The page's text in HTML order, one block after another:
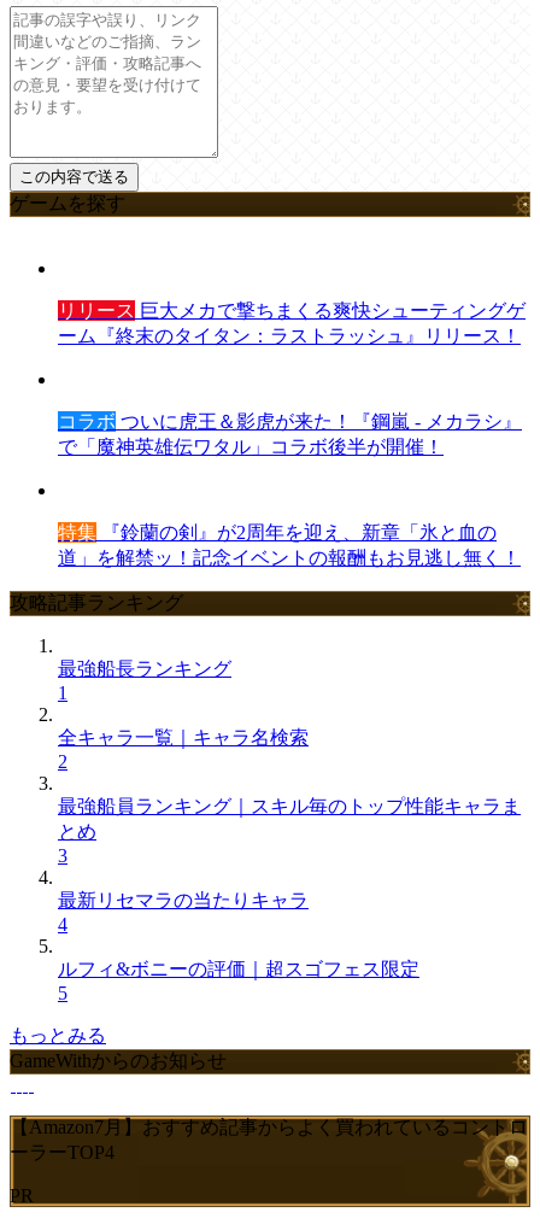
ゲームを探す
リリース 巨大メカで撃ちまくる爽快シューティングゲ
ーム『終末のタイタン：ラストラッシュ』リリース！
コラボ ついに虎王＆影虎が来た！『鋼嵐 - メカラシ』
で「魔神英雄伝ワタル」コラボ後半が開催！
特集 『鈴蘭の剣』が2周年を迎え、新章「氷と血の
道」を解禁ッ！記念イベントの報酬もお見逃し無く！
攻略記事ランキング
最強船長ランキング
1
全キャラ一覧｜キャラ名検索
2
最強船員ランキング｜スキル毎のトップ性能キャラま
とめ
3
最新リセマラの当たりキャラ
4
ルフィ&ボニーの評価｜超スゴフェス限定
5
もっとみる
GameWithからのお知らせ
【Amazon7月】おすすめ記事からよく買われているコントロ
ーラーTOP4
PR